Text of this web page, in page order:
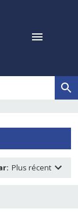
: Plus récent